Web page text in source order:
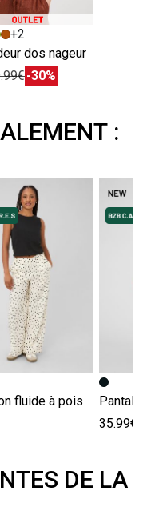
+2
dos nageur
-30%
:
fluide à pois
Pantalon
35.99€
DE LA